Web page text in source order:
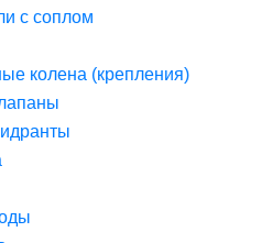
с соплом
колена (крепления)